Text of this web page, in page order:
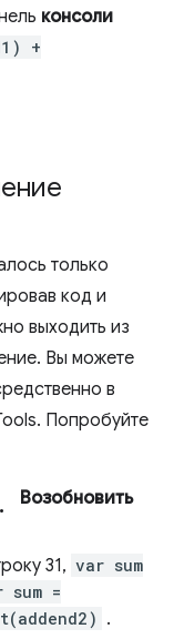
консоли
+
только
код и
выходить из
Вы можете
в
Попробуйте
Возобновить
31, var sum
sum =
.